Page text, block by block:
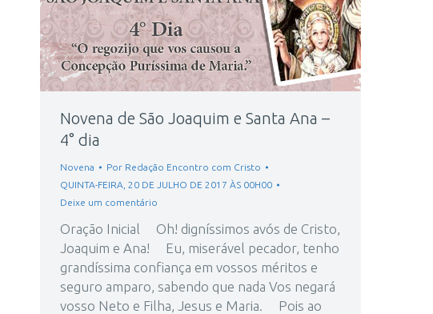
Novena de São Joaquim e Santa Ana –
4° dia
Novena Por Redação Encontro com Cristo
QUINTA-FEIRA, 20 DE JULHO DE 2017 ÀS 00H00
Deixe um comentário
Oração Inicial Oh! digníssimos avós de Cristo,
Joaquim e Ana! Eu, miserável pecador, tenho
grandíssima confiança em vossos méritos e
seguro amparo, sabendo que nada Vos negará
vosso Neto e Filha, Jesus e Maria. Pois ao